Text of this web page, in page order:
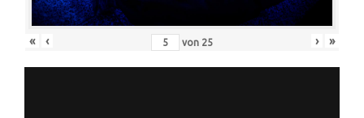
« ‹ von 25 › »